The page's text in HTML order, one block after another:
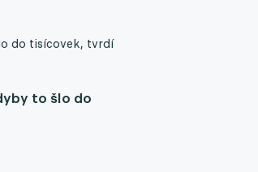
do tisícovek, tvrdí
to šlo do